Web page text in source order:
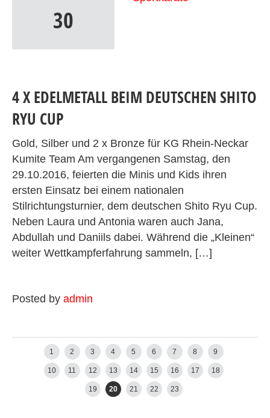
30
4 X EDELMETALL BEIM DEUTSCHEN SHITO
RYU CUP
Gold, Silber und 2 x Bronze für KG Rhein-Neckar
Kumite Team Am vergangenen Samstag, den
29.10.2016, feierten die Minis und Kids ihren
ersten Einsatz bei einem nationalen
Stilrichtungsturnier, dem deutschen Shito Ryu Cup.
Neben Laura und Antonia waren auch Jana,
Abdullah und Daniils dabei. Während die „Kleinen“
weiter Wettkampferfahrung sammeln, […]
Posted by admin
Newer posts
1 2 3 4 5 6 7 8 9
10 11 12 13 14 15 16 17 18
19 20 21 22 23
Older posts